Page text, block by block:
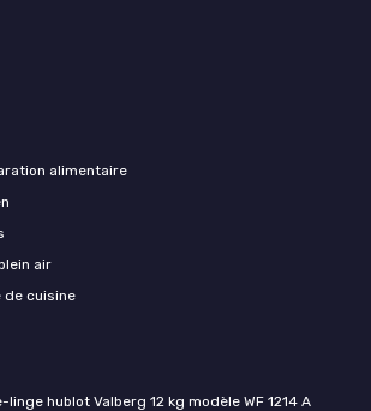
alimentaire
air
de cuisine
hublot Valberg 12 kg modèle WF 1214 A